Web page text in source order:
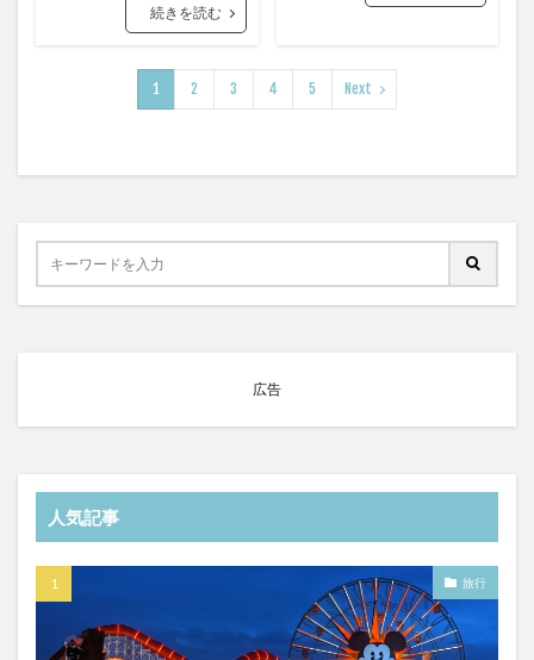
続きを読む
1 2 3 4 5 Next
広告
人気記事
旅行